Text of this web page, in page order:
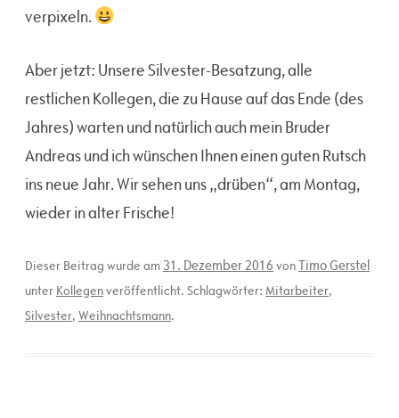
verpixeln.
Aber jetzt: Unsere Silvester-Besatzung, alle
restlichen Kollegen, die zu Hause auf das Ende (des
Jahres) warten und natürlich auch mein Bruder
Andreas und ich wünschen Ihnen einen guten Rutsch
ins neue Jahr. Wir sehen uns „drüben“, am Montag,
wieder in alter Frische!
Dieser Beitrag wurde am 31. Dezember 2016 vonTimo Gerstel
unter Kollegenveröffentlicht. Schlagwörter: Mitarbeiter,
Silvester, Weihnachtsmann.